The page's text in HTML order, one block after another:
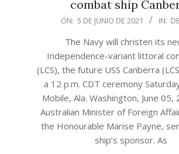
combat ship
ON: 5 DE JUNIO DE 2021 IN:
The Navy will christen its
Independence-variant littoral
(LCS), the future USS Canberra
a 12 p.m. CDT ceremony
Mobile, Ala. Washington, June 05,
Australian Minister of Foreign
the Honourable Marise Payne,
ship’s sponsor. As